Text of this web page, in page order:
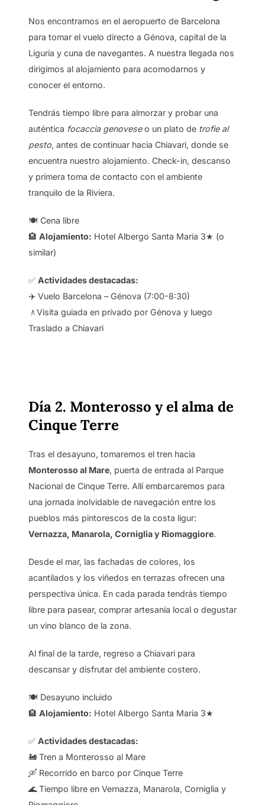
Nos encontramos en el aeropuerto de Barcelona
para tomar el vuelo directo a Génova, capital de la
Liguria y cuna de navegantes. A nuestra llegada nos
dirigimos al alojamiento para acomodarnos y
conocer el entorno.
Tendrás tiempo libre para almorzar y probar una
auténtica focaccia genoveseo un plato de trofie al
pesto, antes de continuar hacia Chiavari, donde se
encuentra nuestro alojamiento. Check-in, descanso
y primera toma de contacto con el ambiente
tranquilo de la Riviera.
🍽️ Cena libre
🏨 Alojamiento: Hotel Albergo Santa Maria 3★ (o
similar)
✅ Actividades destacadas:
✈️ Vuelo Barcelona – Génova (7:00-8:30)
🚶Visita guiada en privado por Génova y luego
Traslado a Chiavari
Día 2. Monterosso y el alma de
Cinque Terre
Tras el desayuno, tomaremos el tren hacia
Monterosso al Mare, puerta de entrada al Parque
Nacional de Cinque Terre. Allí embarcaremos para
una jornada inolvidable de navegación entre los
pueblos más pintorescos de la costa ligur:
Vernazza, Manarola, Corniglia y Riomaggiore.
Desde el mar, las fachadas de colores, los
acantilados y los viñedos en terrazas ofrecen una
perspectiva única. En cada parada tendrás tiempo
libre para pasear, comprar artesanía local o degustar
un vino blanco de la zona.
Al final de la tarde, regreso a Chiavari para
descansar y disfrutar del ambiente costero.
🍽️ Desayuno incluido
🏨 Alojamiento: Hotel Albergo Santa Maria 3★
✅ Actividades destacadas:
🚂 Tren a Monterosso al Mare
🛶 Recorrido en barco por Cinque Terre
🌊 Tiempo libre en Vernazza, Manarola, Corniglia y